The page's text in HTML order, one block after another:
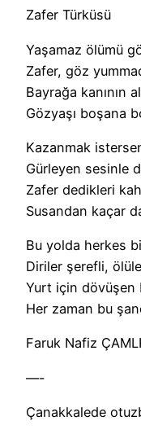
Zafer Türküsü
Yaşamaz ölümü
Zafer, göz
Bayrağa kanının
Gözyaşı boşana
Kazanmak
Gürleyen sesinle
Zafer dedikleri
Susandan kaçar
Bu yolda herkes
Diriler şerefli,
Yurt için dövüşen
Her zaman bu
Faruk Nafiz
—-
Çanakkalede